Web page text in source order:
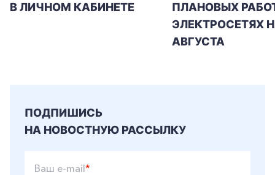
В ЛИЧНОМ КАБИНЕТЕ
ПЛАНОВЫХ
ЭЛЕКТРОСЕТЯХ
АВГУСТА
ПОДПИШИСЬ
НА НОВОСТНУЮ РАССЫЛКУ
Ваш e-mail*